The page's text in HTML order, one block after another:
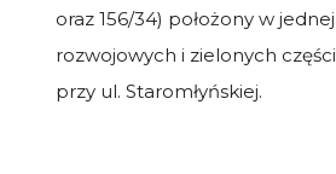
oraz 156/34) położony w
rozwojowych i zielonych
przy ul. Staromłyńskiej.